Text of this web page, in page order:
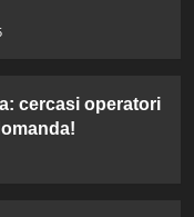
cercasi operatori